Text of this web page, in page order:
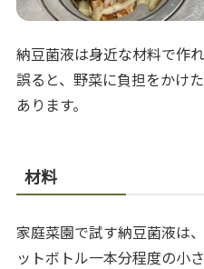
納豆菌液は身近な材料で作
誤ると、野菜に負担をかけ
あります。
材料
家庭菜園で試す納豆菌液は
ットボトル一本分程度の小